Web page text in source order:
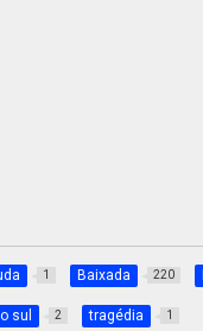
1 Baixada 220
sul 2 tragédia 1